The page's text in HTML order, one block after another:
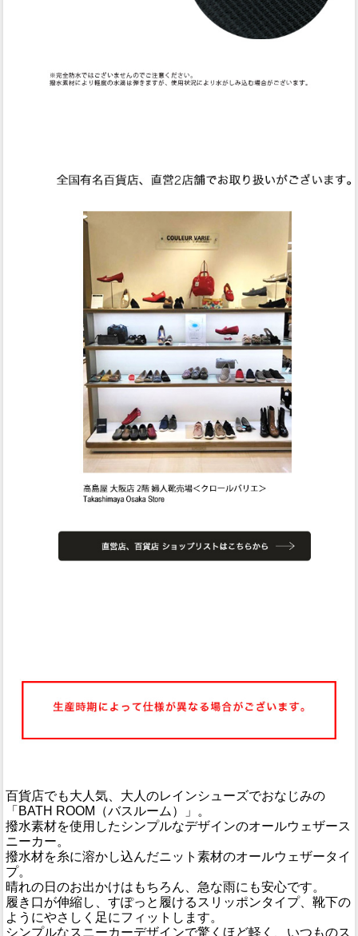
百貨店でも大人気、大人のレインシューズでおなじみの
「BATH ROOM（バスルーム）」。
撥水素材を使用したシンプルなデザインのオールウェザース
ニーカー。
撥水材を糸に溶かし込んだニット素材のオールウェザータイ
プ。
晴れの日のお出かけはもちろん、急な雨にも安心です。
履き口が伸縮し、すぽっと履けるスリッポンタイプ、靴下の
ようにやさしく足にフィットします。
シンプルなスニーカーデザインで驚くほど軽く、いつものス